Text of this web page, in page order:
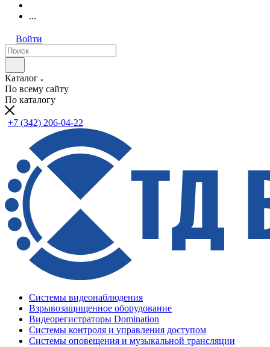
...
Войти
Каталог
По всему сайту
По каталогу
+7 (342) 206-04-22
Системы видеонаблюдения
Взрывозащищенное оборудование
Видеорегистраторы Domination
Системы контроля и управления доступом
Системы оповещения и музыкальной трансляции